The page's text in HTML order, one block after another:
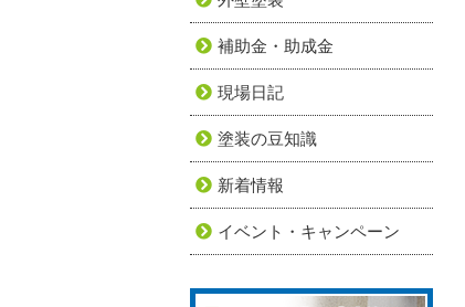
補助金・助成金
現場日記
塗装の豆知識
新着情報
イベント・キャンペーン